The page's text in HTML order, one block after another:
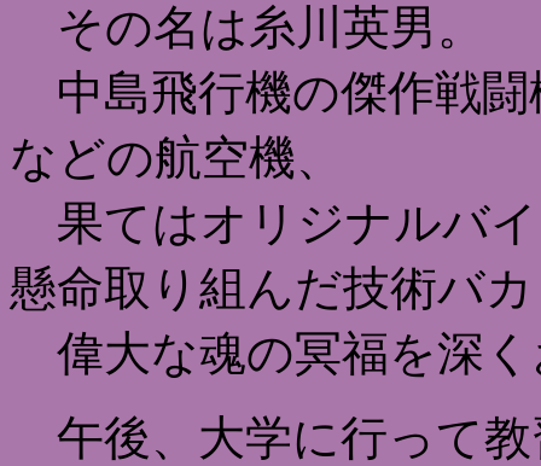
その名は糸川英男。
中島飛行機の傑作戦
などの航空機、
果てはオリジナルバ
懸命取り組んだ技術バ
偉大な魂の冥福を深
午後、大学に行って